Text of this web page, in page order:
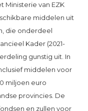
Ministerie van EZK
middelen uit
die onderdeel
Kader (2021-
gunstig uit. In
middelen voor
miljoen euro
provincies. De
en zullen voor